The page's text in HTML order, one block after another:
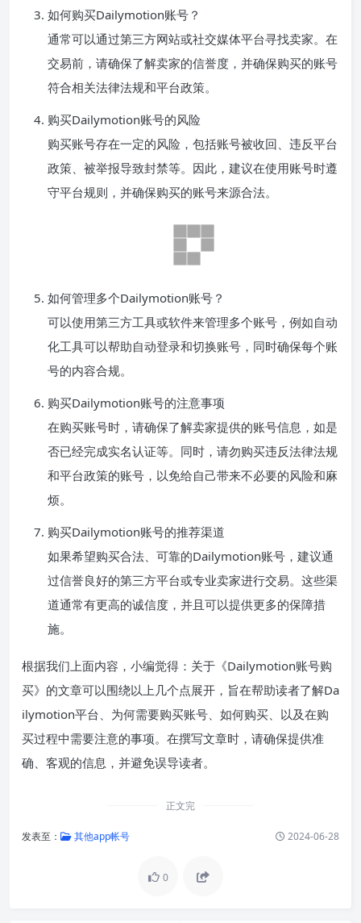
如何购买Dailymotion账号？
通常可以通过第三方网站或社交媒体平台寻找卖家。在
交易前，请确保了解卖家的信誉度，并确保购买的账号
符合相关法律法规和平台政策。
购买Dailymotion账号的风险
购买账号存在一定的风险，包括账号被收回、违反平台
政策、被举报导致封禁等。因此，建议在使用账号时遵
守平台规则，并确保购买的账号来源合法。
如何管理多个Dailymotion账号？
可以使用第三方工具或软件来管理多个账号，例如自动
化工具可以帮助自动登录和切换账号，同时确保每个账
号的内容合规。
购买Dailymotion账号的注意事项
在购买账号时，请确保了解卖家提供的账号信息，如是
否已经完成实名认证等。同时，请勿购买违反法律法规
和平台政策的账号，以免给自己带来不必要的风险和麻
烦。
购买Dailymotion账号的推荐渠道
如果希望购买合法、可靠的Dailymotion账号，建议通
过信誉良好的第三方平台或专业卖家进行交易。这些渠
道通常有更高的诚信度，并且可以提供更多的保障措
施。
根据我们上面内容，小编觉得：关于《Dailymotion账号购
买》的文章可以围绕以上几个点展开，旨在帮助读者了解Da
ilymotion平台、为何需要购买账号、如何购买、以及在购
买过程中需要注意的事项。在撰写文章时，请确保提供准
确、客观的信息，并避免误导读者。
正文完
发表至： 其他app帐号 2024-06-28
0